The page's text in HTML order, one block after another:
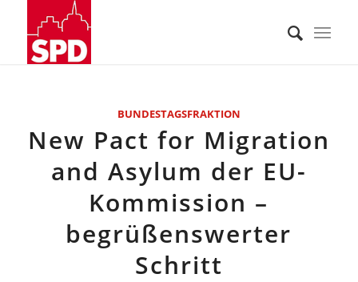
BUNDESTAGSFRAKTION
New Pact for Migration
and Asylum der EU-
Kommission –
begrüßenswerter
Schritt